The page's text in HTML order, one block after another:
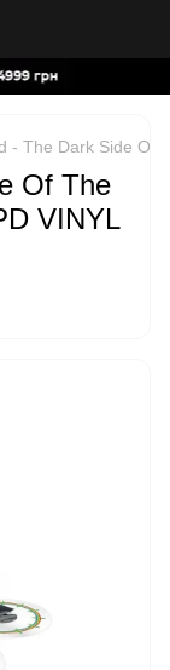
- The Dark Side Of
Of The
VINYL